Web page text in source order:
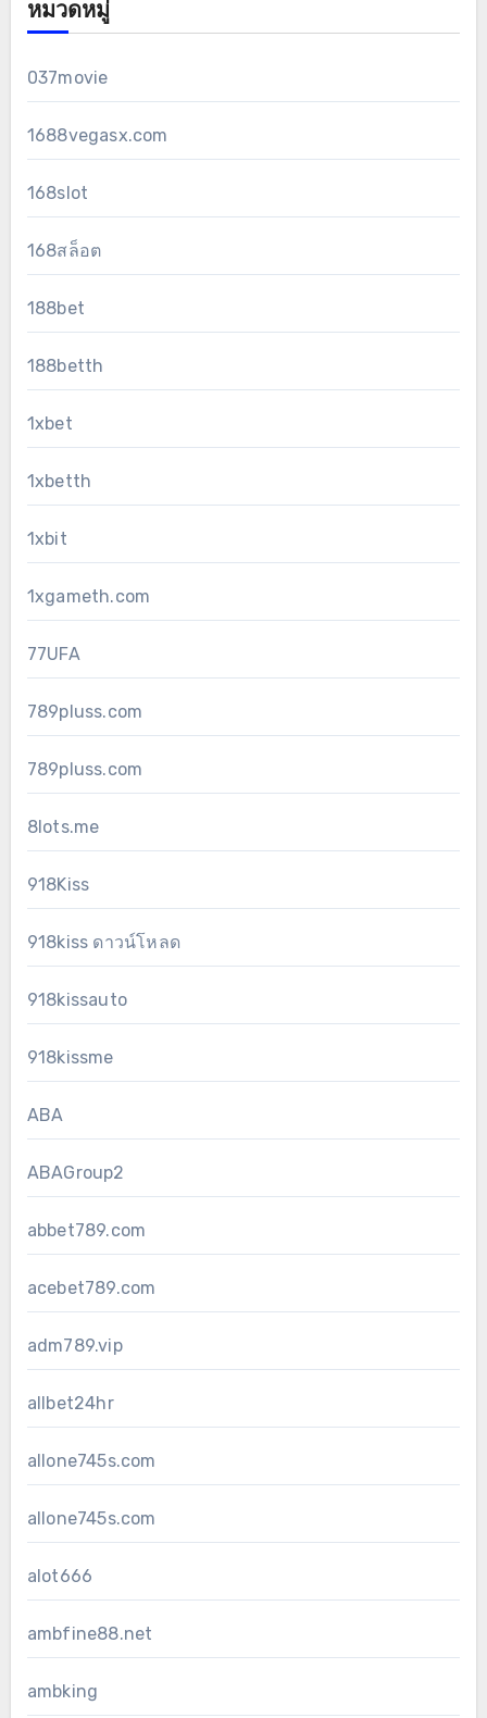
หมวดหมู่
037movie
1688vegasx.com
168slot
168สล็อต
188bet
188betth
1xbet
1xbetth
1xbit
1xgameth.com
77UFA
789pluss.com
789pluss.com
8lots.me
918Kiss
918kiss ดาวน์โหลด
918kissauto
918kissme
ABA
ABAGroup2
abbet789.com
acebet789.com
adm789.vip
allbet24hr
allone745s.com
allone745s.com
alot666
ambfine88.net
ambking